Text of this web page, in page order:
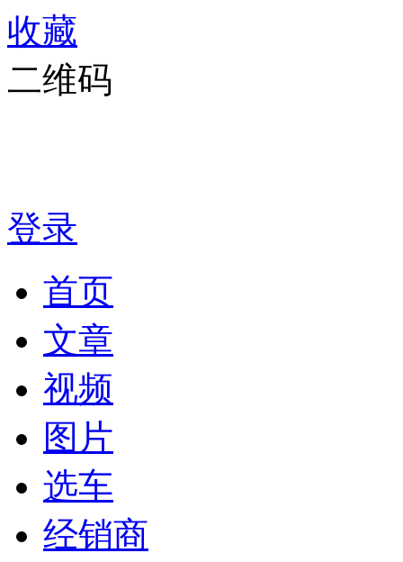
收藏
二维码
登录
首页
文章
视频
图片
选车
经销商